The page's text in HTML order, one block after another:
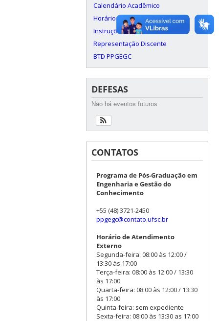
Calendário Acadêmico
Horários
Instruções e formulários
Representação Discente
BTD PPGEGC
DEFESAS
Não há eventos futuros
CONTATOS
Programa de Pós-Graduação em
Engenharia e Gestão do
Conhecimento
+55 (48) 3721-2450
ppgegc@contato.ufsc.br
Horário de Atendimento
Externo
Segunda-feira: 08:00 às 12:00 /
13:30 às 17:00
Terça-feira: 08:00 às 12:00 / 13:30
às 17:00
Quarta-feira: 08:00 às 12:00 / 13:30
às 17:00
Quinta-feira: sem expediente
Sexta-feira: 08:00 às 13:30 as 17:00